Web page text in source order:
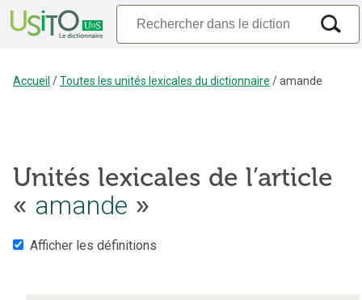
Accueil /Toutes les unités lexicales du dictionnaire /amande
Unités lexicales de l’article
« amande »
Afficher les définitions